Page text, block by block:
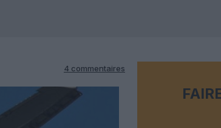
4 commentaires